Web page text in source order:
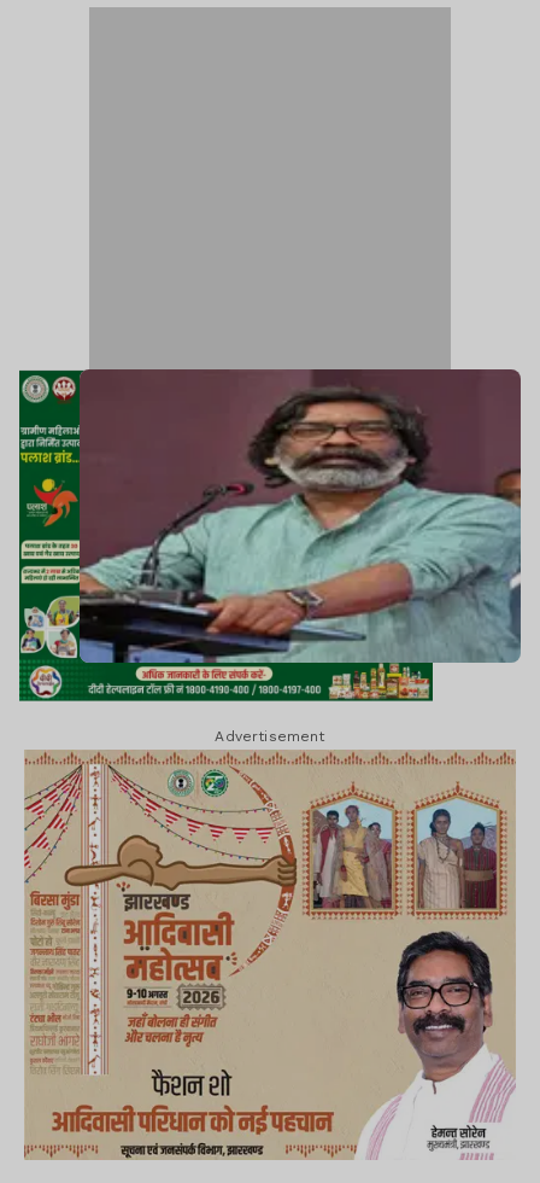
Advertisement